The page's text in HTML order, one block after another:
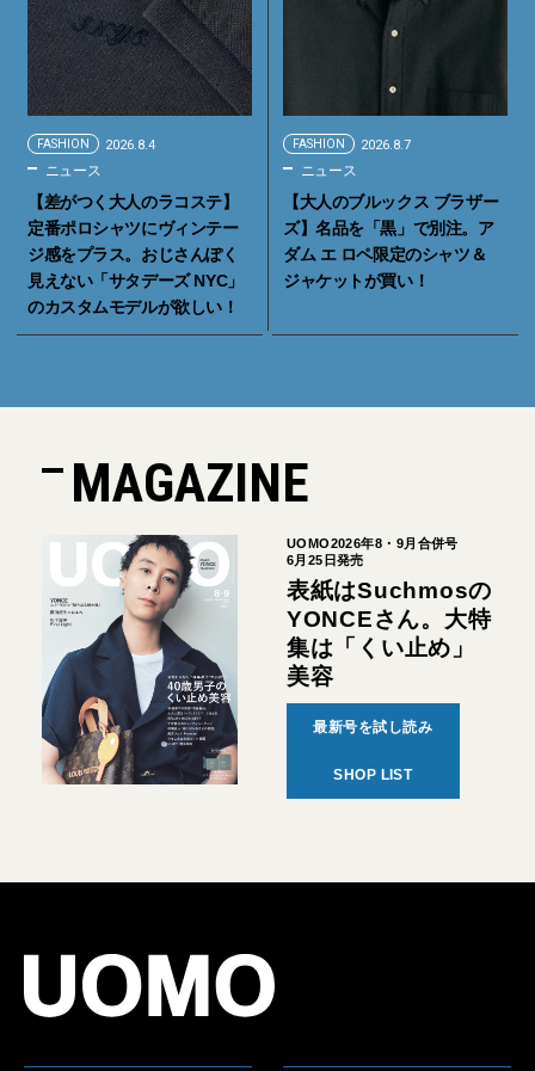
FASHION 2026.8.4
ニュース
【差がつく大人のラコステ】
定番ポロシャツにヴィンテー
ジ感をプラス。おじさんぽく
見えない「サタデーズ NYC」
のカスタムモデルが欲しい！
FASHION 2026.8.7
ニュース
【大人のブルックス ブラザー
ズ】名品を「黒」で別注。ア
ダム エ ロペ限定のシャツ＆
ジャケットが買い！
MAGAZINE
UOMO2026年8・9月合併号
6月25日発売
表紙はSuchmosの
YONCEさん。大特
集は「くい止め」
美容
最新号を試し読み
SHOP LIST